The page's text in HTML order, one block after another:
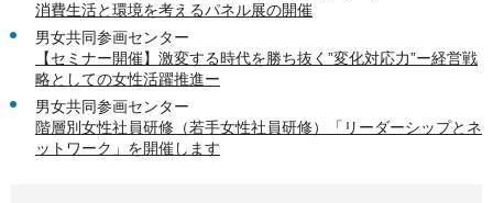
消費生活と環境を考えるパネル展の開催
男女共同参画センター
【セミナー開催】激変する時代を勝ち抜く”変化対応力”ー経営戦
略としての女性活躍推進ー
男女共同参画センター
階層別女性社員研修（若手女性社員研修）「リーダーシップとネ
ットワーク」を開催します